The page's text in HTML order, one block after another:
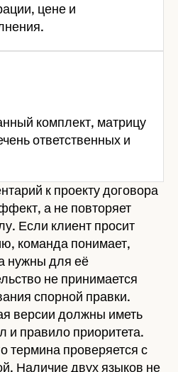
цене и
комплект, матрицу
ответственных и
к проекту договора
а не повторяет
Если клиент просит
команда понимает,
нужны для её
не принимается
спорной правки.
версии должны иметь
и правило приоритета.
термина проверяется с
Наличие двух языков не